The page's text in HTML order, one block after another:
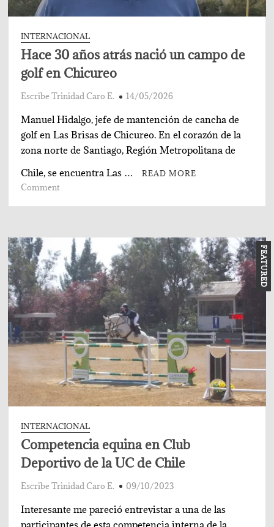
INTERNACIONAL
Hace 30 años atrás nació un campo de
golf en Chicureo
Escribe Trinidad Caro E. 14/05/2026
Manuel Hidalgo, jefe de mantención de cancha de
golf en Las Brisas de Chicureo. En el corazón de la
zona norte de Santiago, Región Metropolitana de
Chile, se encuentra Las …
READ MORE
Commenton
atrás
nació
un
campo
de
golf
en
Chicureo
FEATURED
INTERNACIONAL
Competencia equina en Club
Deportivo de la UC de Chile
Escribe Trinidad Caro E. 09/10/2023
Interesante me pareció entrevistar a una de las
participantes de esta competencia interna de la